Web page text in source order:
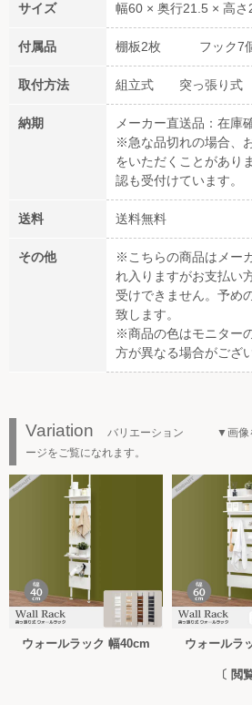
サイズ 幅60 × 奥行21.5 × 高さ
付属品 棚板2枚 フック7
取付方法 組立式 突っ張り式
納期
メーカー直送品：在庫
※急な品切れの場合、
をいただくことがあり
認も受付けています。
送料 送料無料
その他
※こちらの商品はメー
れ入りますがお支払い
受けできません。予め
致します。
※商品の色はモニター
方が異なる場合がござ
Variation
バリエーション ▼画像を
ージをご覧になれます。
ウォールラック 幅40cm ウォールラ
〔 閲